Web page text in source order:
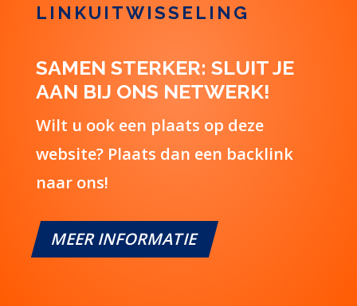
LINKUITWISSELING
SAMEN STERKER: SLUIT JE
AAN BIJ ONS NETWERK!
Wilt u ook een plaats op deze
website? Plaats dan een backlink
naar ons!
MEER INFORMATIE